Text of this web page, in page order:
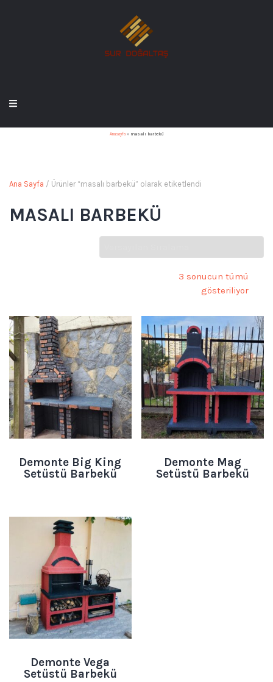
Anasayfa» masalı barbekü
Ana Sayfa / Ürünler “masalı barbekü” olarak etiketlendi
MASALI BARBEKÜ
3 sonucun tümü
gösteriliyor
Demonte Big King
Setüstü Barbekü
Demonte Mag
Setüstü Barbekü
Demonte Vega
Setüstü Barbekü